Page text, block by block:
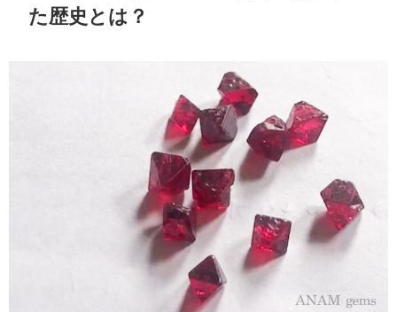
た歴史とは？